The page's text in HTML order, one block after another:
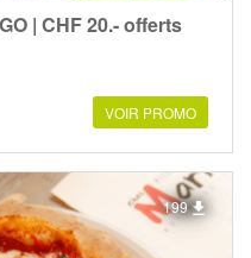
| CHF 20.- offerts
VOIR PROMO
199